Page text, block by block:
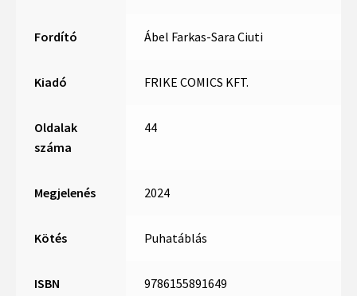
Fordító Ábel Farkas-Sara Ciuti
Kiadó FRIKE COMICS KFT.
Oldalak
száma
44
Megjelenés 2024
Kötés Puhatáblás
ISBN 9786155891649